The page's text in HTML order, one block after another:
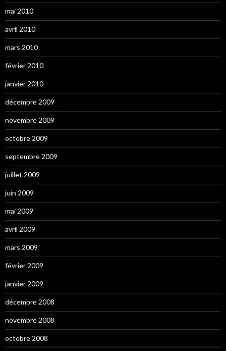
mai 2010
avril 2010
mars 2010
février 2010
janvier 2010
décembre 2009
novembre 2009
octobre 2009
septembre 2009
juillet 2009
juin 2009
mai 2009
avril 2009
mars 2009
février 2009
janvier 2009
décembre 2008
novembre 2008
octobre 2008